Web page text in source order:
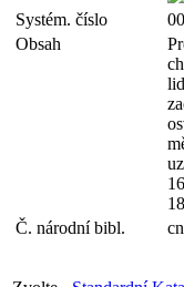
Systém. číslo
Obsah
Č. národní bibl.